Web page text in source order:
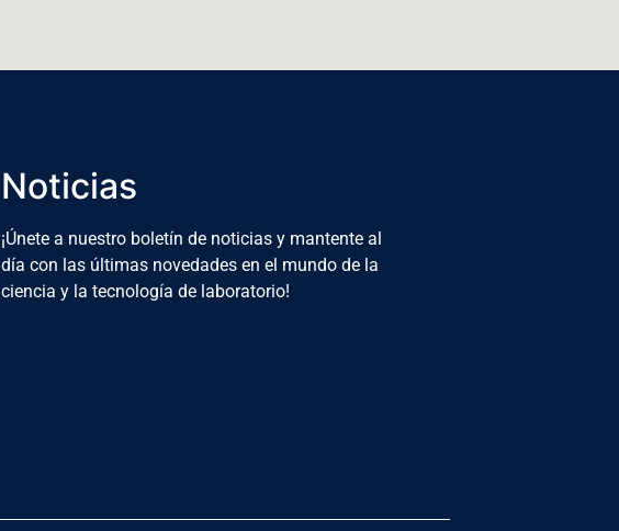
Noticias
¡Únete a nuestro boletín de noticias y mantente al
día con las últimas novedades en el mundo de la
ciencia y la tecnología de laboratorio!